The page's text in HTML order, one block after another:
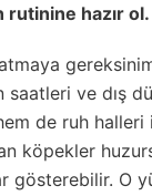
rutinine hazır ol.
saatleri ve dış
de ruh
köpekler
gösterebilir. O